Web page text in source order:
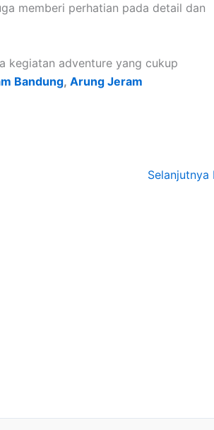
memberi perhatian pada detail dan
kegiatan adventure yang cukup
Bandung, Arung Jeram
Selanjutnya